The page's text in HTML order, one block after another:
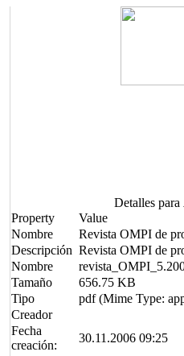
Detalles para
Property
Value
Nombre
Revista OMPI de
Descripción Revista OMPI de
Nombre
Tamaño
656.75 KB
Tipo
pdf (Mime Type:
Creador
Fecha
creación:
30.11.2006 09:25